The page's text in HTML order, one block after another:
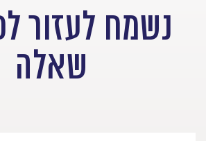
נשמח לעזור
שאלה